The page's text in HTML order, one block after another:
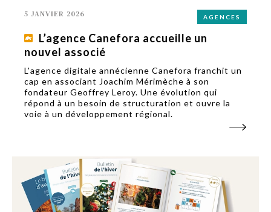
AGENCES
5 JANVIER 2026
L’agence Canefora accueille un
nouvel associé
L'agence digitale annécienne Canefora franchit un
cap en associant Joachim Mérimèche à son
fondateur Geoffrey Leroy. Une évolution qui
répond à un besoin de structuration et ouvre la
voie à un développement régional.